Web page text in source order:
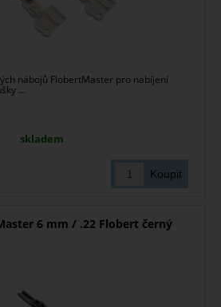
nábojů FlobertMaster pro nabíjení
...
skladem
6 mm / .22 Flobert černý